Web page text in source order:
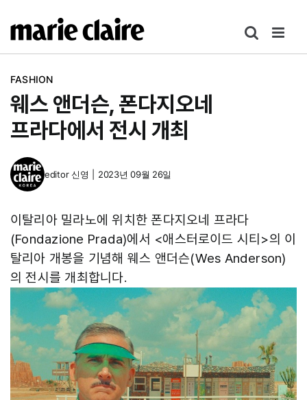
텐
너
FASHION
웨스 앤더슨, 폰다지오네
프라다에서 전시 개최
editor신영 2023년 09월 26일
이탈리아 밀라노에 위치한 폰다지오네 프라다
(Fondazione Prada)에서 <애스터로이드 시티>의 이
탈리아 개봉을 기념해 웨스 앤더슨(Wes Anderson)
의 전시를 개최합니다.